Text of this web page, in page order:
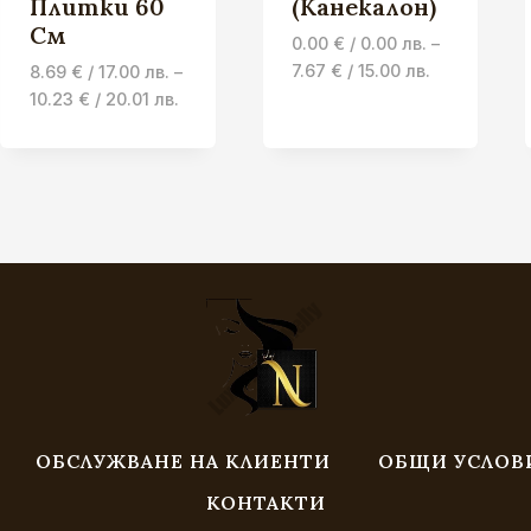
Плитки 60
См
8.69 € / 17.00 лв. –
10.23 € / 20.01 лв.Price
10.23 €
20.01 лв.
(Канекалон)
0.00 € / 0.00 лв. –
7.67 € / 15.00 лв.
/
ОБСЛУЖВАНЕ НА КЛИЕНТИ ОБЩИ
КОНТАКТИ